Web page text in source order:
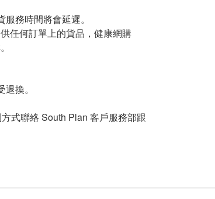
務時間將會延遲。
任何訂單上的貨品，健康網購
換。
式聯絡 South Plan 客戶服務部跟